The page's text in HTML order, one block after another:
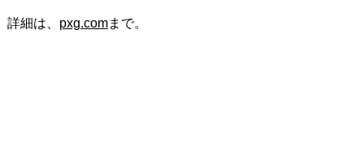
詳細は、 pxg.comまで。